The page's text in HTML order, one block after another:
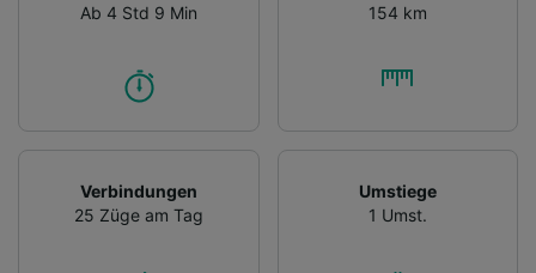
Ab 4 Std 9 Min
154 km
Verbindungen
25 Züge am Tag
Umstiege
1 Umst.